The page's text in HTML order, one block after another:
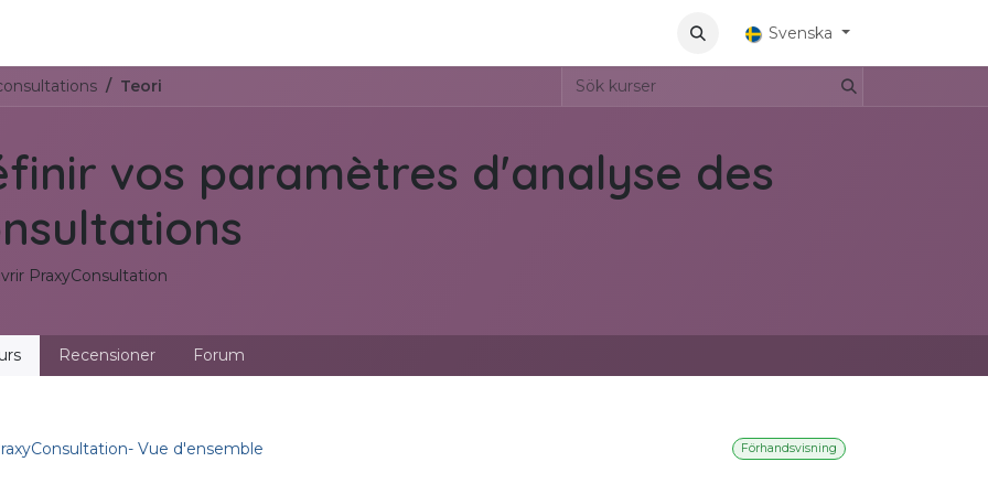
Svenska
Teori
vos paramètres d'analyse des
PraxyConsultation
Recensioner Forum
Vue d'ensemble Förhandsvisning